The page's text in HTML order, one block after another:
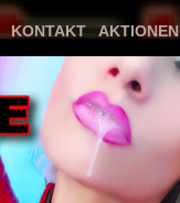
KONTAKT AKTIONEN